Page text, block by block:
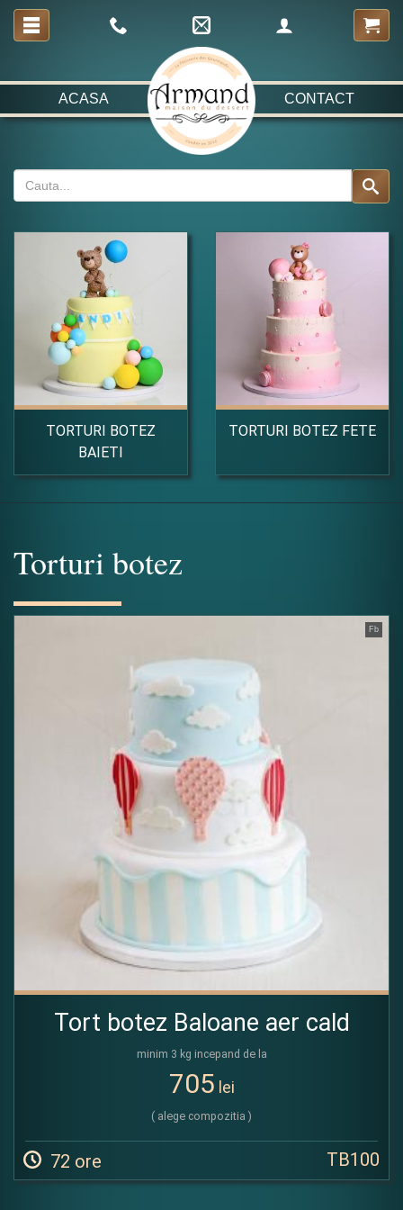
ACASA CONTACT
TORTURI BOTEZ
BAIETI
TORTURI BOTEZ FETE
Torturi botez
Fb
Tort botez Baloane aer cald
minim 3 kg incepand de la
705 lei
( alege compozitia )
72 ore TB100